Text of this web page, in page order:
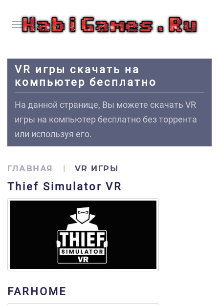
VR игры скачать на
компьютер бесплатно
На данной странице, Вы можете скачать VR
игры на компьютер бесплатно без торрента
или используя его.
ГЛАВНАЯ VR ИГРЫ
Thief Simulator VR
FARHOME